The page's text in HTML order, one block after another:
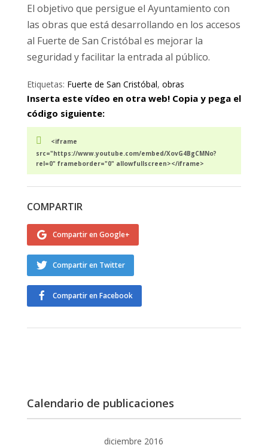
El objetivo que persigue el Ayuntamiento con
las obras que está desarrollando en los accesos
al Fuerte de San Cristóbal es mejorar la
seguridad y facilitar la entrada al público.
Etiquetas: Fuerte de San Cristóbal, obras
Inserta este vídeo en otra web! Copia y pega el
código siguiente:
<iframe
src="https://www.youtube.com/embed/XovG4BgCMNo?
rel=0" frameborder="0" allowfullscreen></iframe>
COMPARTIR
Compartir en Google+
Compartir en Twitter
Compartir en Facebook
Calendario de publicaciones
diciembre 2016